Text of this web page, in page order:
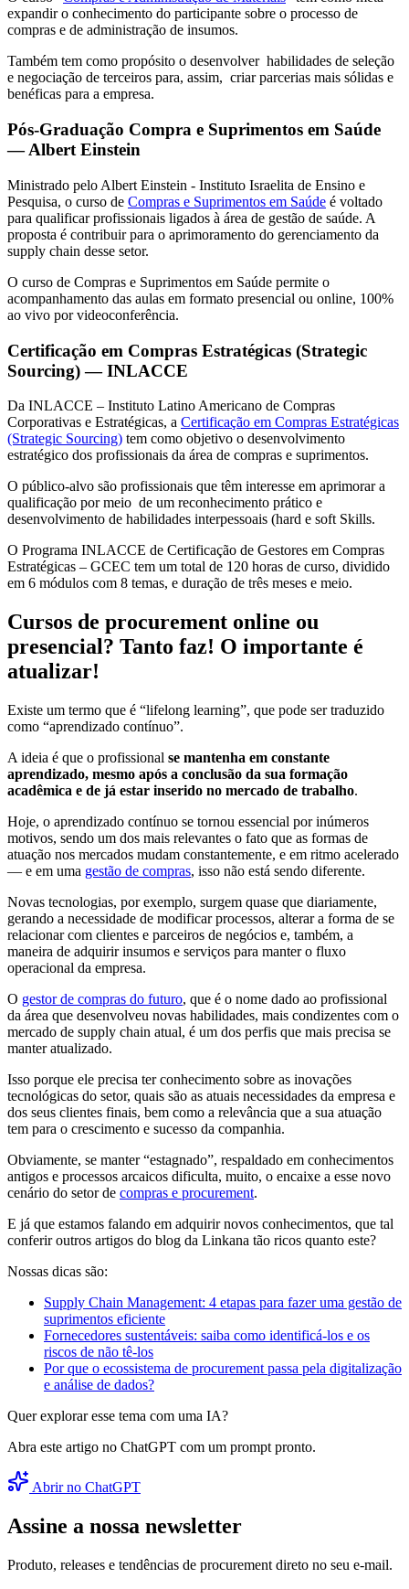
expandir o conhecimento do participante sobre o processo de
compras e de administração de insumos.
Também tem como propósito o desenvolver habilidades de seleção
e negociação de terceiros para, assim, criar parcerias mais sólidas e
benéficas para a empresa.
Pós-Graduação Compra e Suprimentos em Saúde
— Albert Einstein
Ministrado pelo Albert Einstein - Instituto Israelita de Ensino e
Pesquisa, o curso de Compras e Suprimentos em Saúde é voltado
para qualificar profissionais ligados à área de gestão de saúde. A
proposta é contribuir para o aprimoramento do gerenciamento da
supply chain desse setor.
O curso de Compras e Suprimentos em Saúde permite o
acompanhamento das aulas em formato presencial ou online, 100%
ao vivo por videoconferência.
Certificação em Compras Estratégicas (Strategic
Sourcing) — INLACCE
Da INLACCE – Instituto Latino Americano de Compras
Corporativas e Estratégicas, a Certificação em Compras Estratégicas
(Strategic Sourcing) tem como objetivo o desenvolvimento
estratégico dos profissionais da área de compras e suprimentos.
O público-alvo são profissionais que têm interesse em aprimorar a
qualificação por meio de um reconhecimento prático e
desenvolvimento de habilidades interpessoais (hard e soft Skills.
O Programa INLACCE de Certificação de Gestores em Compras
Estratégicas – GCEC tem um total de 120 horas de curso, dividido
em 6 módulos com 8 temas, e duração de três meses e meio.
Cursos de procurement online ou
presencial? Tanto faz! O importante é
atualizar!
Existe um termo que é “lifelong learning”, que pode ser traduzido
como “aprendizado contínuo”.
A ideia é que o profissional se mantenha em constante
aprendizado, mesmo após a conclusão da sua formação
acadêmica e de já estar inserido no mercado de trabalho.
Hoje, o aprendizado contínuo se tornou essencial por inúmeros
motivos, sendo um dos mais relevantes o fato que as formas de
atuação nos mercados mudam constantemente, e em ritmo acelerado
— e em uma gestão de compras, isso não está sendo diferente.
Novas tecnologias, por exemplo, surgem quase que diariamente,
gerando a necessidade de modificar processos, alterar a forma de se
relacionar com clientes e parceiros de negócios e, também, a
maneira de adquirir insumos e serviços para manter o fluxo
operacional da empresa.
O gestor de compras do futuro, que é o nome dado ao profissional
da área que desenvolveu novas habilidades, mais condizentes com o
mercado de supply chain atual, é um dos perfis que mais precisa se
manter atualizado.
Isso porque ele precisa ter conhecimento sobre as inovações
tecnológicas do setor, quais são as atuais necessidades da empresa e
dos seus clientes finais, bem como a relevância que a sua atuação
tem para o crescimento e sucesso da companhia.
Obviamente, se manter “estagnado”, respaldado em conhecimentos
antigos e processos arcaicos dificulta, muito, o encaixe a esse novo
cenário do setor de compras e procurement.
E já que estamos falando em adquirir novos conhecimentos, que tal
conferir outros artigos do blog da Linkana tão ricos quanto este?
Nossas dicas são:
Supply Chain Management: 4 etapas para fazer uma gestão de
suprimentos eficiente
Fornecedores sustentáveis: saiba como identificá-los e os
riscos de não tê-los
Por que o ecossistema de procurement passa pela digitalização
e análise de dados?
Quer explorar esse tema com uma IA?
Abra este artigo no ChatGPT com um prompt pronto.
Abrir no ChatGPT
Assine a nossa newsletter
Produto, releases e tendências de procurement direto no seu e-mail.